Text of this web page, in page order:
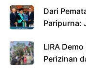
Dari
Paripurna:
LIRA
Perizinan